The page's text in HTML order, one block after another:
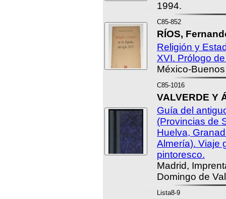
1994.
C85-852
RÍOS,
Religión y
XVI. Prólogo
México-
C85-1016
VALVERDE Y
Guía del
(Provincias de
Huelva,
Almería). Viaje
pintoresco.
Madrid,
Domingo de
Lista8-9